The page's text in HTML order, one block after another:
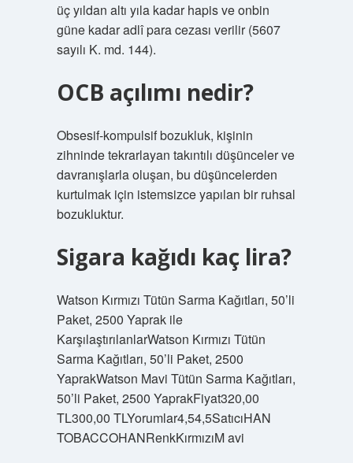
üç yıldan altı yıla kadar hapis ve onbin
güne kadar adlî para cezası verilir (5607
sayılı K. md. 144).
OCB açılımı nedir?
Obsesif-kompulsif bozukluk, kişinin
zihninde tekrarlayan takıntılı düşünceler ve
davranışlarla oluşan, bu düşüncelerden
kurtulmak için istemsizce yapılan bir ruhsal
bozukluktur.
Sigara kağıdı kaç lira?
Watson Kırmızı Tütün Sarma Kağıtları, 50’li
Paket, 2500 Yaprak ile
KarşılaştırılanlarWatson Kırmızı Tütün
Sarma Kağıtları, 50’li Paket, 2500
YaprakWatson Mavi Tütün Sarma Kağıtları,
50’li Paket, 2500 YaprakFiyat320,00
TL300,00 TLYorumlar4,54,5SatıcıHAN
TOBACCOHANRenkKırmızıM avi